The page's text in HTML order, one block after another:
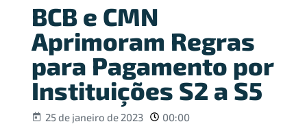
BCB e CMN
Aprimoram Regras
para Pagamento por
Instituições S2 a S5
25 de janeiro de 2023 00:00